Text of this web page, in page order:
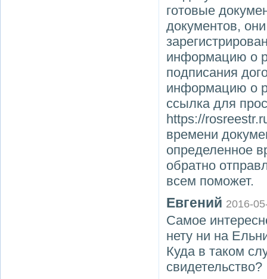
готовые
документов,
информацию о
подписания
информацию о
ссылка для
https://
времени
определенное
обратно
всем поможет.
Евгений 2016-
Самое
нету ни на
Куда в таком
свидетельство?